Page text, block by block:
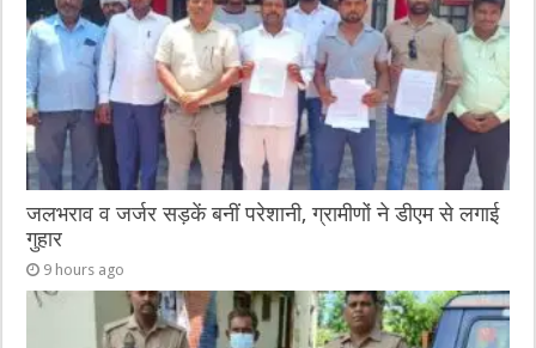
जलभराव व जर्जर सड़कें बनीं परेशानी, ग्रामीणों ने डीएम से लगाई
गुहार
9 hours ago